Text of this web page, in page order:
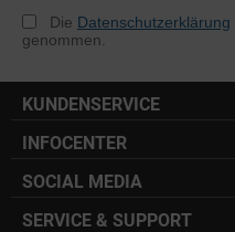
Die Datenschutzerklärung
genommen.
KUNDENSERVICE
INFOCENTER
SOCIAL MEDIA
SERVICE & SUPPORT